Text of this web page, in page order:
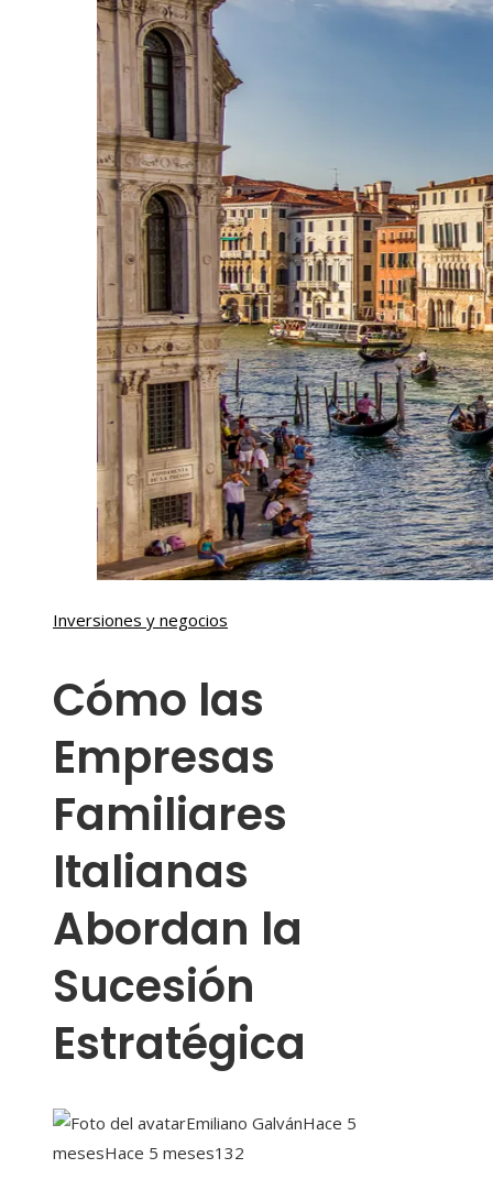
Inversiones y negocios
Cómo las
Empresas
Familiares
Italianas
Abordan la
Sucesión
Estratégica
Emiliano GalvánHace 5
mesesHace 5 meses132